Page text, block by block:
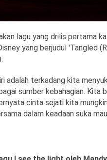
lagu yang drilis pertama
yang berjudul 'Tangled
adalah terkadang kita
sumber kebahagian. Kita
cinta sejati kita
dalam keadaan suka